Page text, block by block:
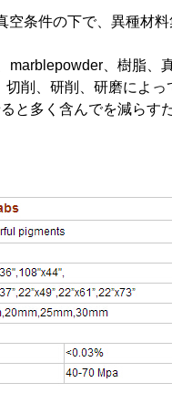
条件の下で、異種材
、樹脂、
削、研削、研磨によっ
と多く含んでを減らす